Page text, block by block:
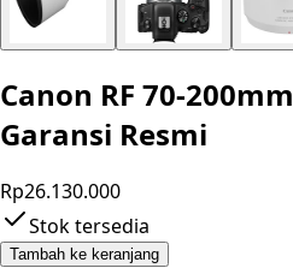
Canon RF 70-
Garansi Resmi
Rp26.130.000
Stok tersedia
Tambah ke keranjang